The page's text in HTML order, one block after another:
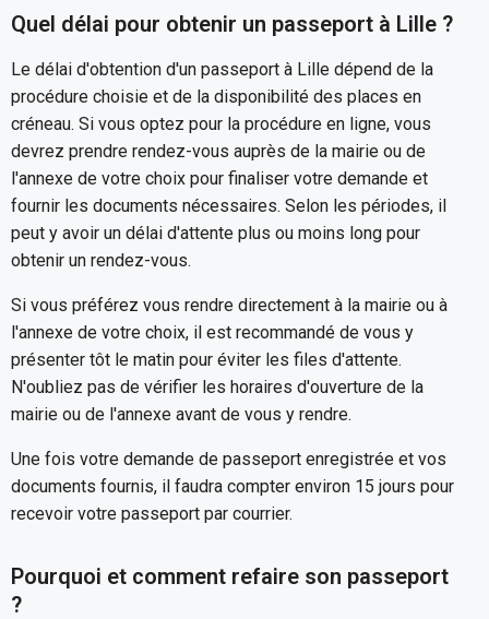
Quel délai pour obtenir un passeport à Lille ?
Le délai d'obtention d'un passeport à Lille dépend de la
procédure choisie et de la disponibilité des places en
créneau. Si vous optez pour la procédure en ligne, vous
devrez prendre rendez-vous auprès de la mairie ou de
l'annexe de votre choix pour finaliser votre demande et
fournir les documents nécessaires. Selon les périodes, il
peut y avoir un délai d'attente plus ou moins long pour
obtenir un rendez-vous.
Si vous préférez vous rendre directement à la mairie ou à
l'annexe de votre choix, il est recommandé de vous y
présenter tôt le matin pour éviter les files d'attente.
N'oubliez pas de vérifier les horaires d'ouverture de la
mairie ou de l'annexe avant de vous y rendre.
Une fois votre demande de passeport enregistrée et vos
documents fournis, il faudra compter environ 15 jours pour
recevoir votre passeport par courrier.
Pourquoi et comment refaire son passeport
?